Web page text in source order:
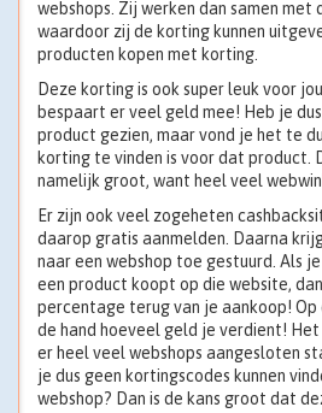
webshops. Zij werken dan samen met
waardoor zij de korting kunnen
producten kopen met korting.
Deze korting is ook super leuk voor
bespaart er veel geld mee! Heb je
product gezien, maar vond je het te
korting te vinden is voor dat product.
namelijk groot, want heel veel
Er zijn ook veel zogeheten
daarop gratis aanmelden. Daarna
naar een webshop toe gestuurd. Als
een product koopt op die website,
percentage terug van je aankoop! Op
de hand hoeveel geld je verdient!
er heel veel webshops aangesloten
je dus geen kortingscodes kunnen
webshop? Dan is de kans groot dat